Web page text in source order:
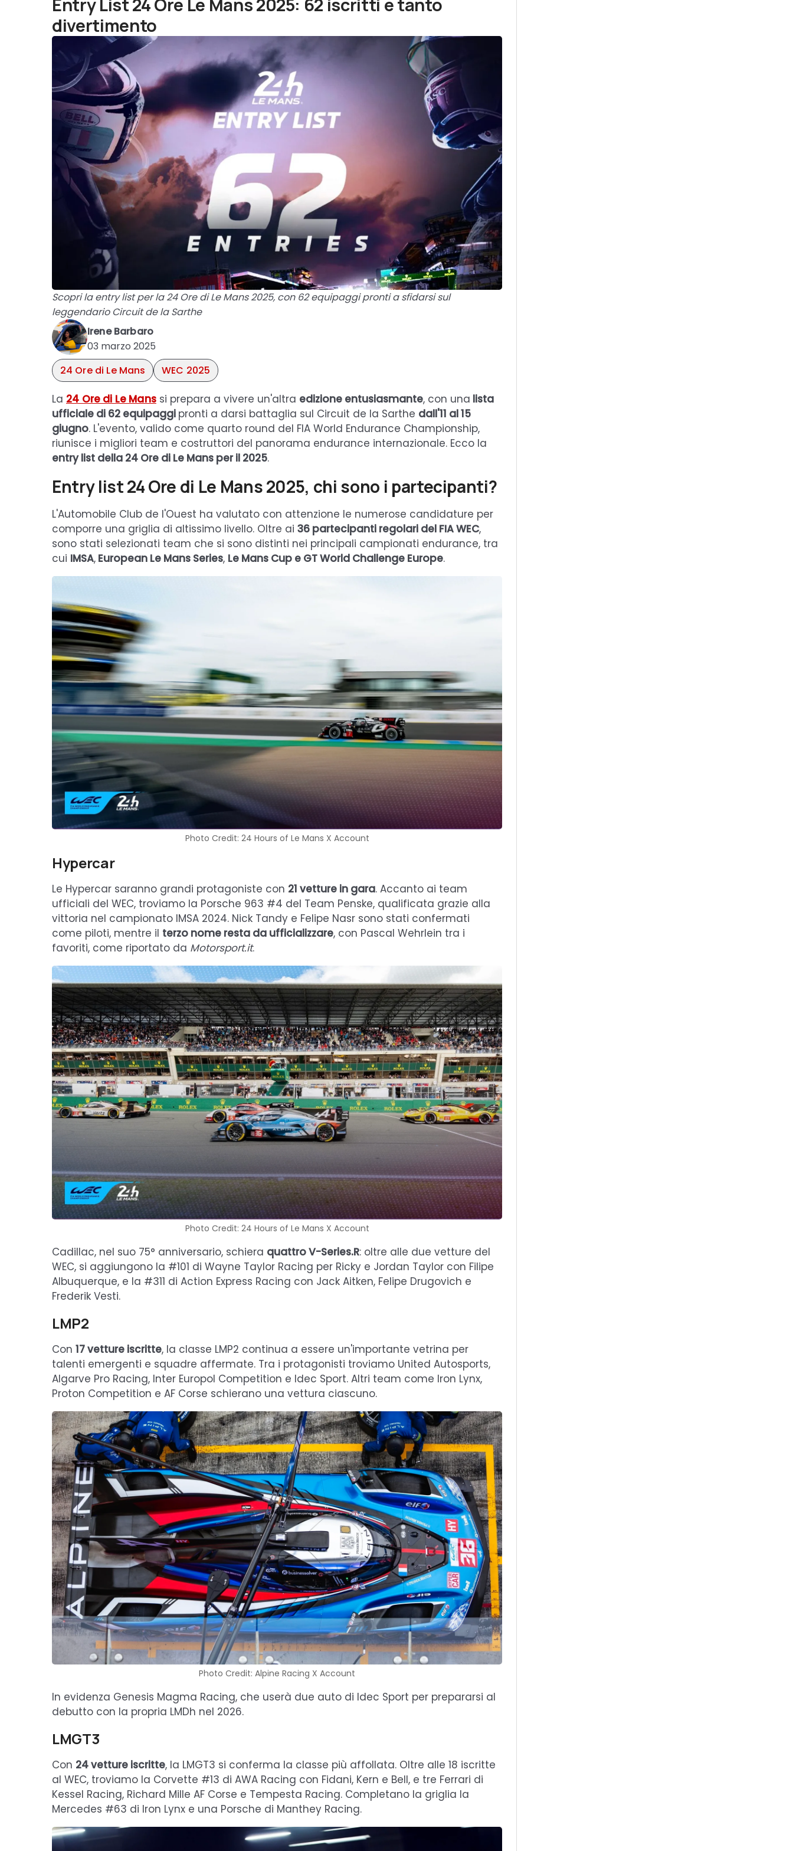
Entry List 24 Ore Le Mans 2025: 62 iscritti e tanto
divertimento
Scopri la entry list per la 24 Ore di Le Mans 2025, con 62 equipaggi pronti a sfidarsi sul
leggendario Circuit de la Sarthe
Irene Barbaro
03 marzo 2025
24 Ore di Le Mans
WEC 2025
La 24 Ore di Le Manssi prepara a vivere un'altra edizione entusiasmante, con una lista
ufficiale di 62 equipaggi pronti a darsi battaglia sul Circuit de la Sarthe dall'11 al 15
giugno. L'evento, valido come quarto round del FIA World Endurance Championship,
riunisce i migliori team e costruttori del panorama endurance internazionale. Ecco la
entry list della 24 Ore di Le Mans per il 2025.
Entry list 24 Ore di Le Mans 2025, chi sono i partecipanti?
L'Automobile Club de l'Ouest ha valutato con attenzione le numerose candidature per
comporre una griglia di altissimo livello. Oltre ai 36 partecipanti regolari del FIA WEC,
sono stati selezionati team che si sono distinti nei principali campionati endurance, tra
cui IMSA, European Le Mans Series, Le Mans Cup e GT World Challenge Europe.
Photo Credit: 24 Hours of Le Mans X Account
Hypercar
Le Hypercar saranno grandi protagoniste con 21 vetture in gara. Accanto ai team
ufficiali del WEC, troviamo la Porsche 963 #4 del Team Penske, qualificata grazie alla
vittoria nel campionato IMSA 2024. Nick Tandy e Felipe Nasr sono stati confermati
come piloti, mentre il terzo nome resta da ufficializzare, con Pascal Wehrlein tra i
favoriti, come riportato da Motorsport.it.
Photo Credit: 24 Hours of Le Mans X Account
Cadillac, nel suo 75° anniversario, schiera quattro V-Series.R: oltre alle due vetture del
WEC, si aggiungono la #101 di Wayne Taylor Racing per Ricky e Jordan Taylor con Filipe
Albuquerque, e la #311 di Action Express Racing con Jack Aitken, Felipe Drugovich e
Frederik Vesti.
LMP2
Con 17 vetture iscritte, la classe LMP2 continua a essere un'importante vetrina per
talenti emergenti e squadre affermate. Tra i protagonisti troviamo United Autosports,
Algarve Pro Racing, Inter Europol Competition e Idec Sport. Altri team come Iron Lynx,
Proton Competition e AF Corse schierano una vettura ciascuno.
Photo Credit: Alpine Racing X Account
In evidenza Genesis Magma Racing, che userà due auto di Idec Sport per prepararsi al
debutto con la propria LMDh nel 2026.
LMGT3
Con 24 vetture iscritte, la LMGT3 si conferma la classe più affollata. Oltre alle 18 iscritte
al WEC, troviamo la Corvette #13 di AWA Racing con Fidani, Kern e Bell, e tre Ferrari di
Kessel Racing, Richard Mille AF Corse e Tempesta Racing. Completano la griglia la
Mercedes #63 di Iron Lynx e una Porsche di Manthey Racing.